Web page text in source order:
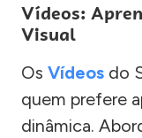
Vídeos:
Visual
Os Vídeos do
quem prefere
dinâmica.